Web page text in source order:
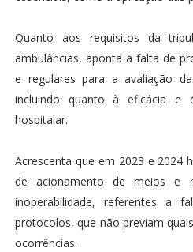
Quanto aos requisitos da
ambulâncias, aponta a falta de
e regulares para a avaliação
incluindo quanto à eficácia e
hospitalar.
Acrescenta que em 2023 e 2024
de acionamento de meios e
inoperabilidade, referentes a
protocolos, que não previam
ocorrências.